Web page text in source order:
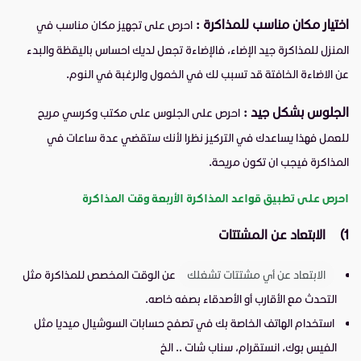
اختيار مكان مناسب للمذاكرة : احرص على تجهيز مكان مناسب في
المنزل للمذاكرة جيد الإضاء، فالإضاءة تجعل لديك احساس باليقظة والبدء
عن الاضاءة الخافتة قد تسبب لك في الخمول والرغبة في النوم.
الجلوس بشكل جيد : احرص على الجلوس على مكتب وكرسي مريح
للعمل فهذا يساعدك في التركيز نظرا لأنك ستقضي عدة ساعات في
المذاكرة فيجب ان تكون مريحة.
احرص على تطبيق قواعد المذاكرة الأربعة وقت المذاكرة
1) الابتعاد عن المشتتات
الابتعاد عن أي مشتتات تشغلك
عن الوقت المخصص للمذاكرة مثل
التحدث مع الأقارب أو الأصدقاء بصفه خاصه.
استخدام الهاتف الخاصة بك في تصفح حسابات السوشيال ميديا مثل
الفيس بوك، انستقرام، سناب شات .. الخ